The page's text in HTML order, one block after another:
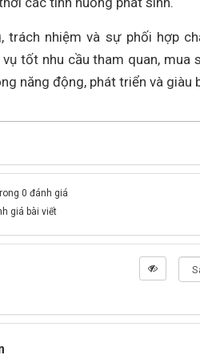
trách nhiệm và sự phối hợp
tốt nhu cầu tham quan, mua
năng động, phát triển và giàu
0 đánh giá
giá bài viết